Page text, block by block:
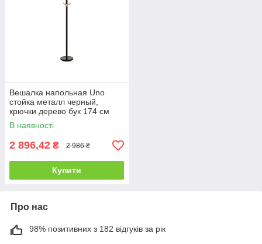
Вешалка напольная Uno
стойка металл черный,
крючки дерево бук 174 см
(Signal ТМ)
В наявності
2 896,42 ₴ 2 986 ₴
Купити
Про нас
98% позитивних з 182 відгуків за рік